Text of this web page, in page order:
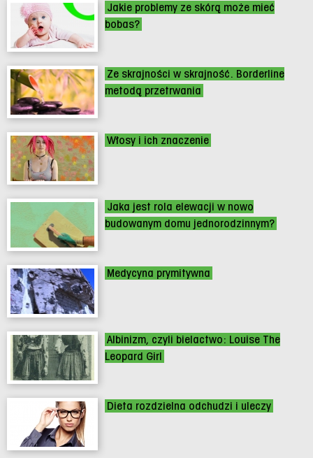
Jakie problemy ze skórą może mieć
bobas?
Ze skrajności w skrajność. Borderline
metodą przetrwania
Włosy i ich znaczenie
Jaka jest rola elewacji w nowo
budowanym domu jednorodzinnym?
Medycyna prymitywna
Albinizm, czyli bielactwo: Louise The
Leopard Girl
Dieta rozdzielna odchudzi i uleczy